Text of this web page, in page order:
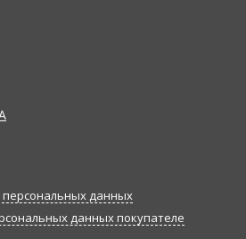
данных
данных покупателе